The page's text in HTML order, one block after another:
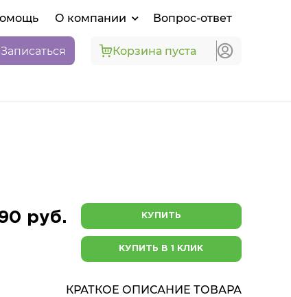
О компании Вопрос-ответ
Записаться Корзина пуста
руб. КУПИТЬ
КУПИТЬ В 1 КЛИК
КРАТКОЕ ОПИСАНИЕ ТОВАРА